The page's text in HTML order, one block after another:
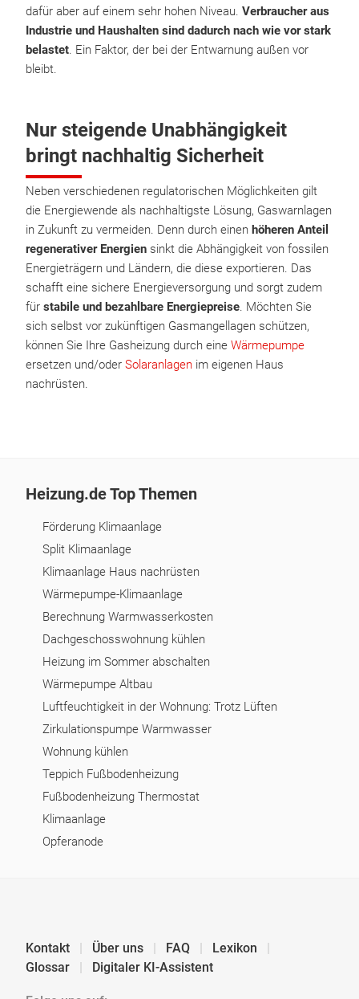
dafür aber auf einem sehr hohen Niveau. Verbraucher aus
Industrie und Haushalten sind dadurch nach wie vor stark
belastet. Ein Faktor, der bei der Entwarnung außen vor
bleibt.
Nur steigende Unabhängigkeit
bringt nachhaltig Sicherheit
Neben verschiedenen regulatorischen Möglichkeiten gilt
die Energiewende als nachhaltigste Lösung, Gaswarnlagen
in Zukunft zu vermeiden. Denn durch einen höheren Anteil
regenerativer Energien sinkt die Abhängigkeit von fossilen
Energieträgern und Ländern, die diese exportieren. Das
schafft eine sichere Energieversorgung und sorgt zudem
für stabile und bezahlbare Energiepreise. Möchten Sie
sich selbst vor zukünftigen Gasmangellagen schützen,
können Sie Ihre Gasheizung durch eine Wärmepumpe
ersetzen und/oder Solaranlagen im eigenen Haus
nachrüsten.
Heizung.de Top Themen
Förderung Klimaanlage
Split Klimaanlage
Klimaanlage Haus nachrüsten
Wärmepumpe-Klimaanlage
Berechnung Warmwasserkosten
Dachgeschosswohnung kühlen
Heizung im Sommer abschalten
Wärmepumpe Altbau
Luftfeuchtigkeit in der Wohnung: Trotz Lüften
Zirkulationspumpe Warmwasser
Wohnung kühlen
Teppich Fußbodenheizung
Fußbodenheizung Thermostat
Klimaanlage
Opferanode
Kontakt Über uns FAQ
Lexikon
Glossar
Digitaler KI-Assistent